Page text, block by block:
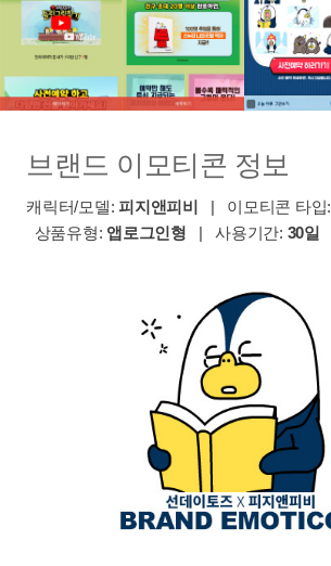
브랜드 이모티콘 정보
캐릭터/모델: 피지앤피비 | 이모티콘 타입:
상품유형: 앱로그인형 | 사용기간: 30일